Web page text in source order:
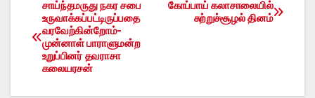
Post
navigation
கோப்பாய் கலாசாலையில்
சுற்றுச்சூழல் தினம்
சாய்ந்தமருது நகர சபை
உருவாக்கப்பட்டிருப்பதை
வரவேற்கின்றோம்-
முன்னாள் பாராளுமன்ற
உறுப்பினர் தவராசா
கலையரசன்